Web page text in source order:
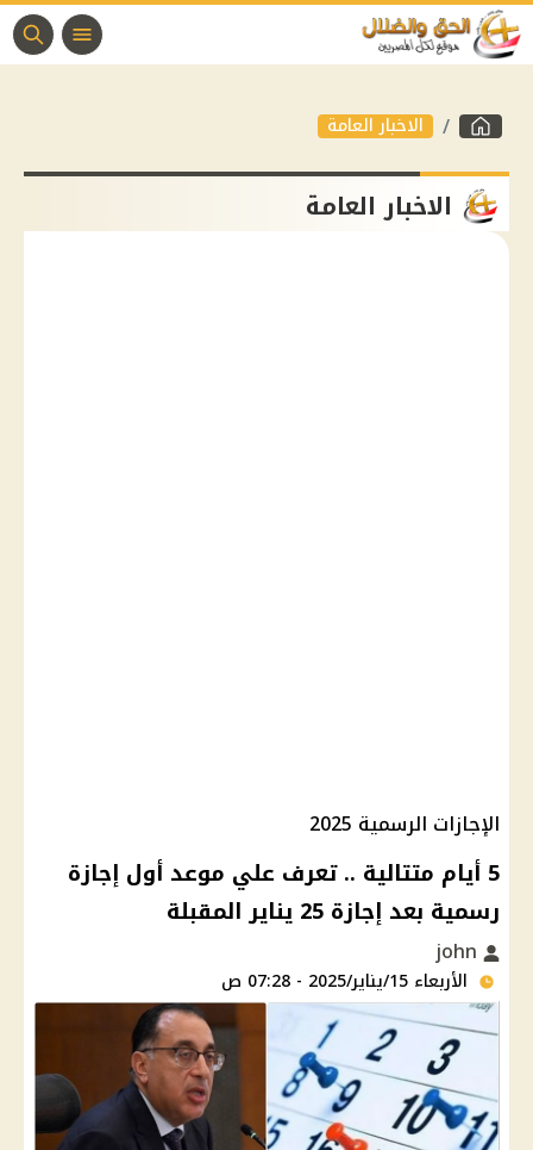
الاخبار العامة
الاخبار العامة
الإجازات الرسمية 2025
5 أيام متتالية .. تعرف علي موعد أول إجازة
رسمية بعد إجازة 25 يناير المقبلة
الأربعاء 15/يناير/2025 - 07:28 ص